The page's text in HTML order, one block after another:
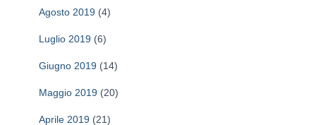
Agosto 2019 (4)
Luglio 2019 (6)
Giugno 2019 (14)
Maggio 2019 (20)
Aprile 2019 (21)